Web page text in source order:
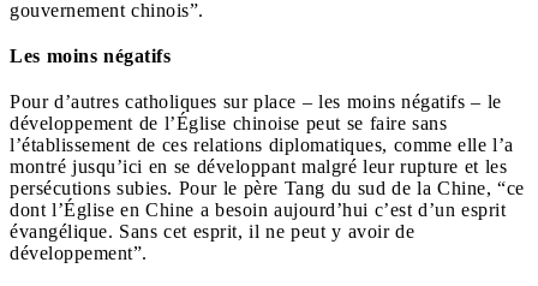
gouvernement chinois”.
Les moins négatifs
Pour d’autres catholiques sur place – les moins négatifs – le
développement de l’Église chinoise peut se faire sans
l’établissement de ces relations diplomatiques, comme elle l’a
montré jusqu’ici en se développant malgré leur rupture et les
persécutions subies. Pour le père Tang du sud de la Chine, “ce
dont l’Église en Chine a besoin aujourd’hui c’est d’un esprit
évangélique. Sans cet esprit, il ne peut y avoir de
développement”.